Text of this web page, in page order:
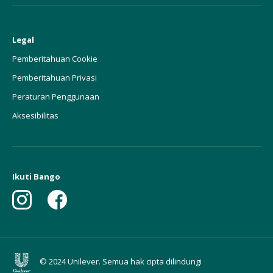
Legal
Pemberitahuan Cookie
Pemberitahuan Privasi
Peraturan Penggunaan
Aksesibilitas
Ikuti Bango
© 2024 Unilever. Semua hak cipta dilindungi